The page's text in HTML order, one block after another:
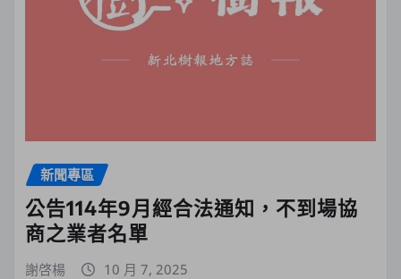
新聞專區
公告114年9月經合法通知，不到場協
商之業者名單
謝啓楊 10 月 7, 2025